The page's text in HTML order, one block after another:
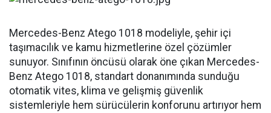
Mercedes-Benz Atego 1018 modeliyle, şehir içi
taşımacılık ve kamu hizmetlerine özel çözümler
sunuyor. Sınıfının öncüsü olarak öne çıkan Mercedes-
Benz Atego 1018, standart donanımında sunduğu
otomatik vites, klima ve gelişmiş güvenlik
sistemleriyle hem sürücülerin konforunu artırıyor hem